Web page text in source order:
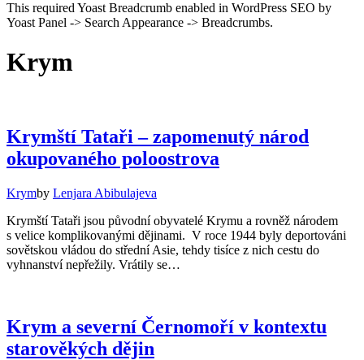
This required Yoast Breadcrumb enabled in WordPress SEO by
Yoast Panel -> Search Appearance -> Breadcrumbs.
Krym
Krymští Tataři – zapomenutý národ
okupovaného poloostrova
Krymby Lenjara Abibulajeva
Krymští Tataři jsou původní obyvatelé Krymu a rovněž národem
s velice komplikovanými dějinami. V roce 1944 byly deportováni
sovětskou vládou do střední Asie, tehdy tisíce z nich cestu do
vyhnanství nepřežily. Vrátily se…
Krym a severní Černomoří v kontextu
starověkých dějin